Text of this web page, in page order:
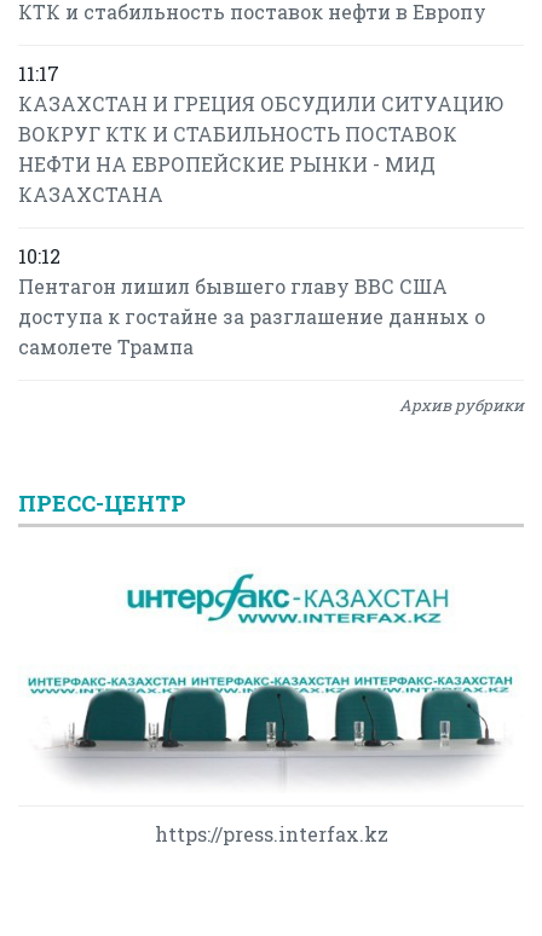
КТК и стабильность поставок нефти в Европу
11:17
КАЗАХСТАН И ГРЕЦИЯ ОБСУДИЛИ СИТУАЦИЮ
ВОКРУГ КТК И СТАБИЛЬНОСТЬ ПОСТАВОК
НЕФТИ НА ЕВРОПЕЙСКИЕ РЫНКИ - МИД
КАЗАХСТАНА
10:12
Пентагон лишил бывшего главу ВВС США
доступа к гостайне за разглашение данных о
самолете Трампа
Архив рубрики
ПРЕСС-ЦЕНТР
https://press.interfax.kz